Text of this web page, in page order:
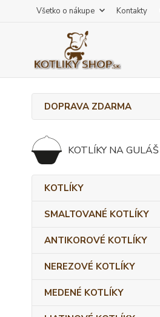
Všetko o nákupe Kontakty
DOPRAVA ZDARMA
KOTLÍKY NA GULÁŠ
KOTLÍKY
SMALTOVANÉ KOTLÍKY
ANTIKOROVÉ KOTLÍKY
NEREZOVÉ KOTLÍKY
MEDENÉ KOTLÍKY